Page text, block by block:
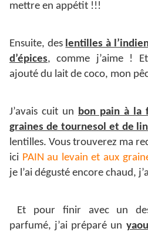
mettre en appétit !!!
Ensuite, des lentilles à
d’épices, comme j’aime !
ajouté du lait de coco, mon
J’avais cuit un bon pain à la
graines de tournesol et de lin
lentilles. Vous trouverez ma
ici PAIN au levain et aux
je l’ai dégusté encore chaud,
Et pour finir avec un
parfumé, j’ai préparé un